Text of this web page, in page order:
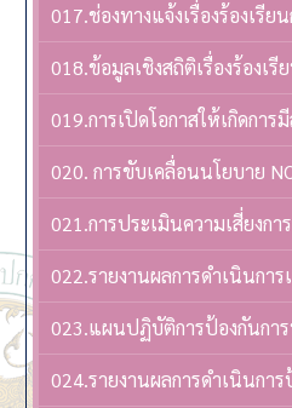
017.ช่องทางแจ้งเรื่องร้องเรี
018.ข้อมูลเชิงสถิติเรื่องร้องเ
019.การเปิดโอกาสให้เกิดการ
020. การขับเคลื่อนนโยบาย
021.การประเมินความเสี่ยงก
022.รายงานผลการดำเนินกา
023.แผนปฏิบัติการป้องกันกา
024.รายงานผลการดำเนินกา